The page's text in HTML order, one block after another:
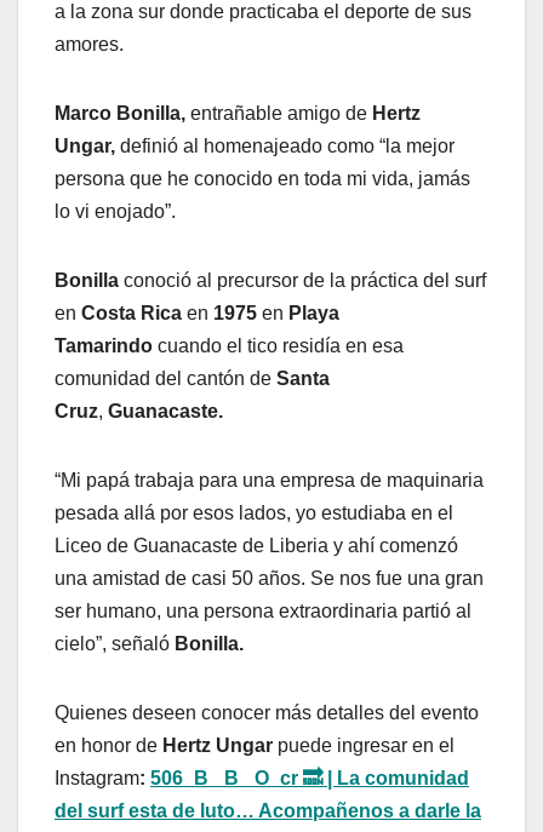
a la zona sur donde practicaba el deporte de sus
amores.
Marco Bonilla, entrañable amigo de Hertz
Ungar, definió al homenajeado como “la mejor
persona que he conocido en toda mi vida, jamás
lo vi enojado”.
Bonilla conoció al precursor de la práctica del surf
en Costa Rica en 1975 en Playa
Tamarindo cuando el tico residía en esa
comunidad del cantón de Santa
Cruz, Guanacaste.
“Mi papá trabaja para una empresa de maquinaria
pesada allá por esos lados, yo estudiaba en el
Liceo de Guanacaste de Liberia y ahí comenzó
una amistad de casi 50 años. Se nos fue una gran
ser humano, una persona extraordinaria partió al
cielo”, señaló Bonilla.
Quienes deseen conocer más detalles del evento
en honor de Hertz Ungar puede ingresar en el
Instagram: 506_B_ B_ O_cr 🔜 | La comunidad
del surf esta de luto… Acompañenos a darle la